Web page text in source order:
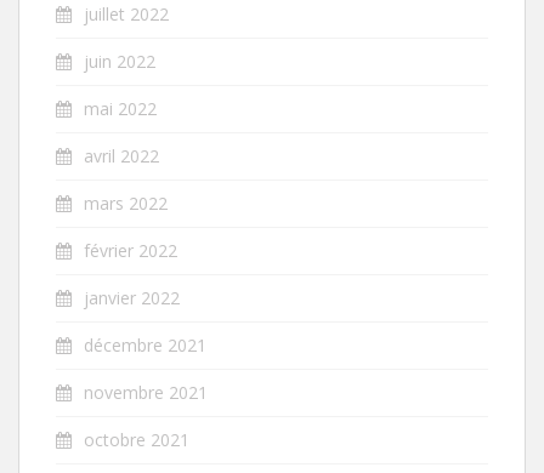
juillet 2022
juin 2022
mai 2022
avril 2022
mars 2022
février 2022
janvier 2022
décembre 2021
novembre 2021
octobre 2021